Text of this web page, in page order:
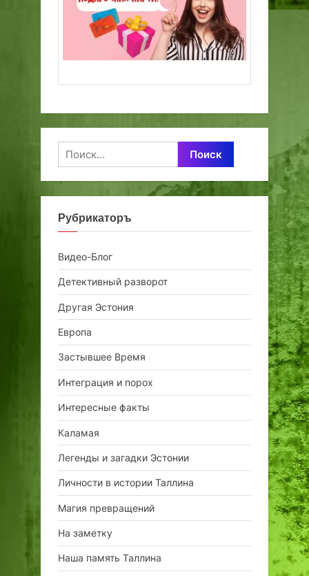
Найти:
Рубрикаторъ
Видео-Блог
Детективный разворот
Другая Эстония
Европа
Застывшее Время
Интеграция и порох
Интересные факты
Каламая
Легенды и загадки Эстонии
Личности в истории Таллина
Магия превращений
На заметку
Наша память Таллина